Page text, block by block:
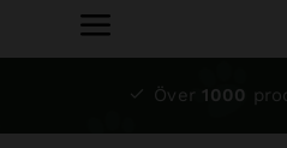
Toggle
Navigation
Över 1000